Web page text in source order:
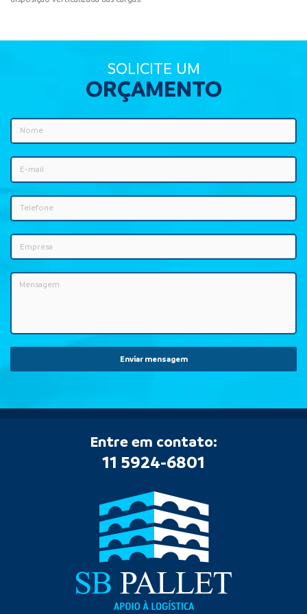
SOLICITE UM
ORÇAMENTO
Enviar mensagem
Entre em contato:
11 5924-6801